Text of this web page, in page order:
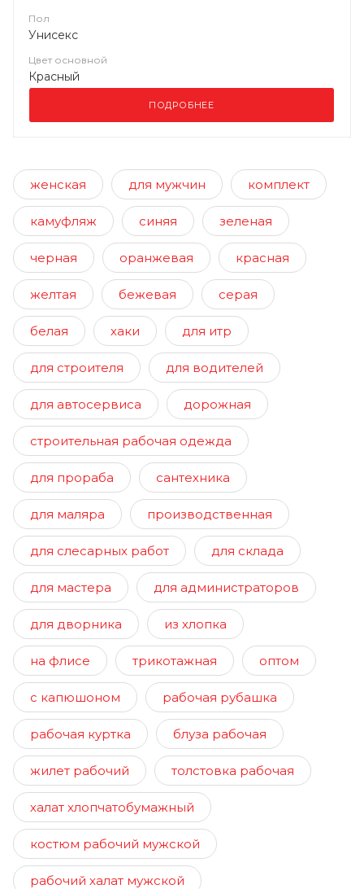
Пол
Унисекс
Цвет основной
Красный
ПОДРОБНЕЕ
женская для мужчин комплект
камуфляж синяя зеленая
черная оранжевая красная
желтая бежевая серая
белая хаки для итр
для строителя для водителей
для автосервиса дорожная
строительная рабочая одежда
для прораба сантехника
для маляра производственная
для слесарных работ для склада
для мастера для администраторов
для дворника из хлопка
на флисе трикотажная оптом
с капюшоном рабочая рубашка
рабочая куртка блуза рабочая
жилет рабочий толстовка рабочая
халат хлопчатобумажный
костюм рабочий мужской
рабочий халат мужской